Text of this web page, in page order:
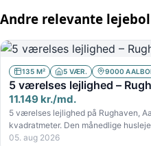
Andre relevante
135 M² 5 VÆR. 9000
5 værelses lejlighed –
11.149 kr./md.
5 værelses lejlighed på Rughaven,
kvadratmeter. Den månedlige
05. aug 2026